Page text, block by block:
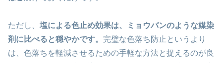
ただし、 塩による色止め効果は、ミョウバンのような媒染
剤に比べると穏やかです。 完璧な色落ち防止というより
は、色落ちを軽減させるための手軽な方法と捉えるのが良